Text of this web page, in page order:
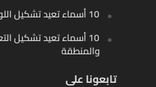
10 أسماء تعيد تشكيل اللوجستيات الذكية في الخليج
10 أسماء تعيد تشكيل
والمنطقة
تابعونا على